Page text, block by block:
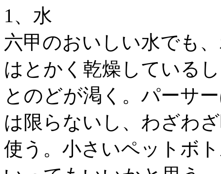
1、水
六甲のおいしい水でも
はとかく乾燥している
とのどが渇く。パーサ
は限らないし、わざわ
使う。小さいペットボ